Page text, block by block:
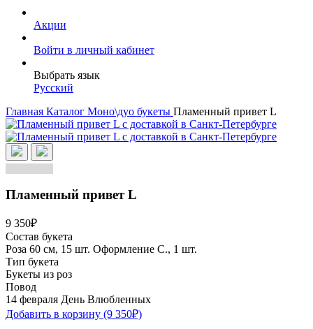
Акции
Войти в личный кабинет
Выбрать язык
Русский
Главная Каталог Моно\дуо букеты Пламенный привет L
Пламенный привет L
9 350₽
Состав букета
Роза 60 см, 15 шт. Оформление С., 1 шт.
Тип букета
Букеты из роз
Повод
14 февраля День Влюбленных
Добавить в корзину (9 350₽)